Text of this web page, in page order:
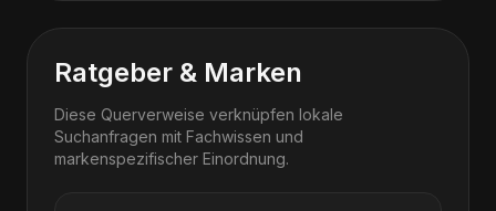
Ratgeber & Marken
Diese Querverweise verknüpfen lokale
Suchanfragen mit Fachwissen und
markenspezifischer Einordnung.